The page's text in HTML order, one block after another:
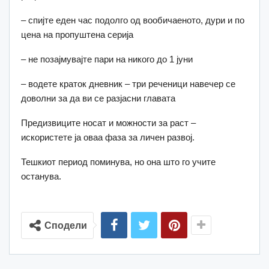
– спијте еден час подолго од вообичаеното, дури и по
цена на пропуштена серија
– не позајмувајте пари на никого до 1 јуни
– водете краток дневник – три реченици навечер се
доволни за да ви се разјасни главата
Предизвиците носат и можности за раст –
искористете ја оваа фаза за личен развој.
Тешкиот период поминува, но она што го учите
останува.
Сподели